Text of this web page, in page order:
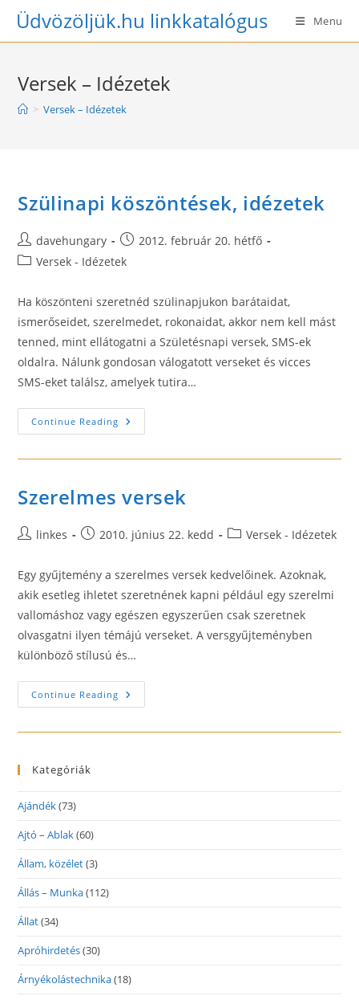
SkipÜdvözöljük.hu linkkatalógus Menu
Versek – Idézetek
> Versek – Idézetek
Szülinapi köszöntések, idézetek
Post
author:
davehungary
Post
published:
2012. február 20. hétfő
PostVersek - Idézetek
Ha köszönteni szeretnéd szülinapjukon barátaidat,
ismerőseidet, szerelmedet, rokonaidat, akkor nem kell mást
tenned, mint ellátogatni a Születésnapi versek, SMS-ek
oldalra. Nálunk gondosan válogatott verseket és vicces
SMS-eket találsz, amelyek tutira…
Continue Reading Szülinapi
Köszöntések,
Szerelmes versek
Postlinkes
Post2010. június 22. kedd
PostVersek - Idézetek
Egy gyűjtemény a szerelmes versek kedvelőinek. Azoknak,
akik esetleg ihletet szeretnének kapni például egy szerelmi
vallomáshoz vagy egészen egyszerűen csak szeretnek
olvasgatni ilyen témájú verseket. A versgyűjteményben
különböző stílusú és…
Continue Reading Szerelmes
Versek
Kategóriák
Ajándék(73)
Ajtó – Ablak(60)
Állam, közélet(3)
Állás – Munka(112)
Állat(34)
Apróhirdetés(30)
Árnyékolástechnika(18)